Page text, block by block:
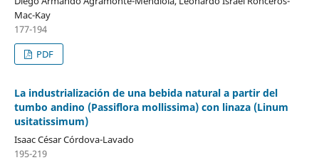
Mac-Kay
177-194
PDF
La industrialización de una bebida natural a partir del
tumbo andino (Passiflora mollissima) con linaza (Linum
usitatissimum)
Isaac César Córdova-Lavado
195-219